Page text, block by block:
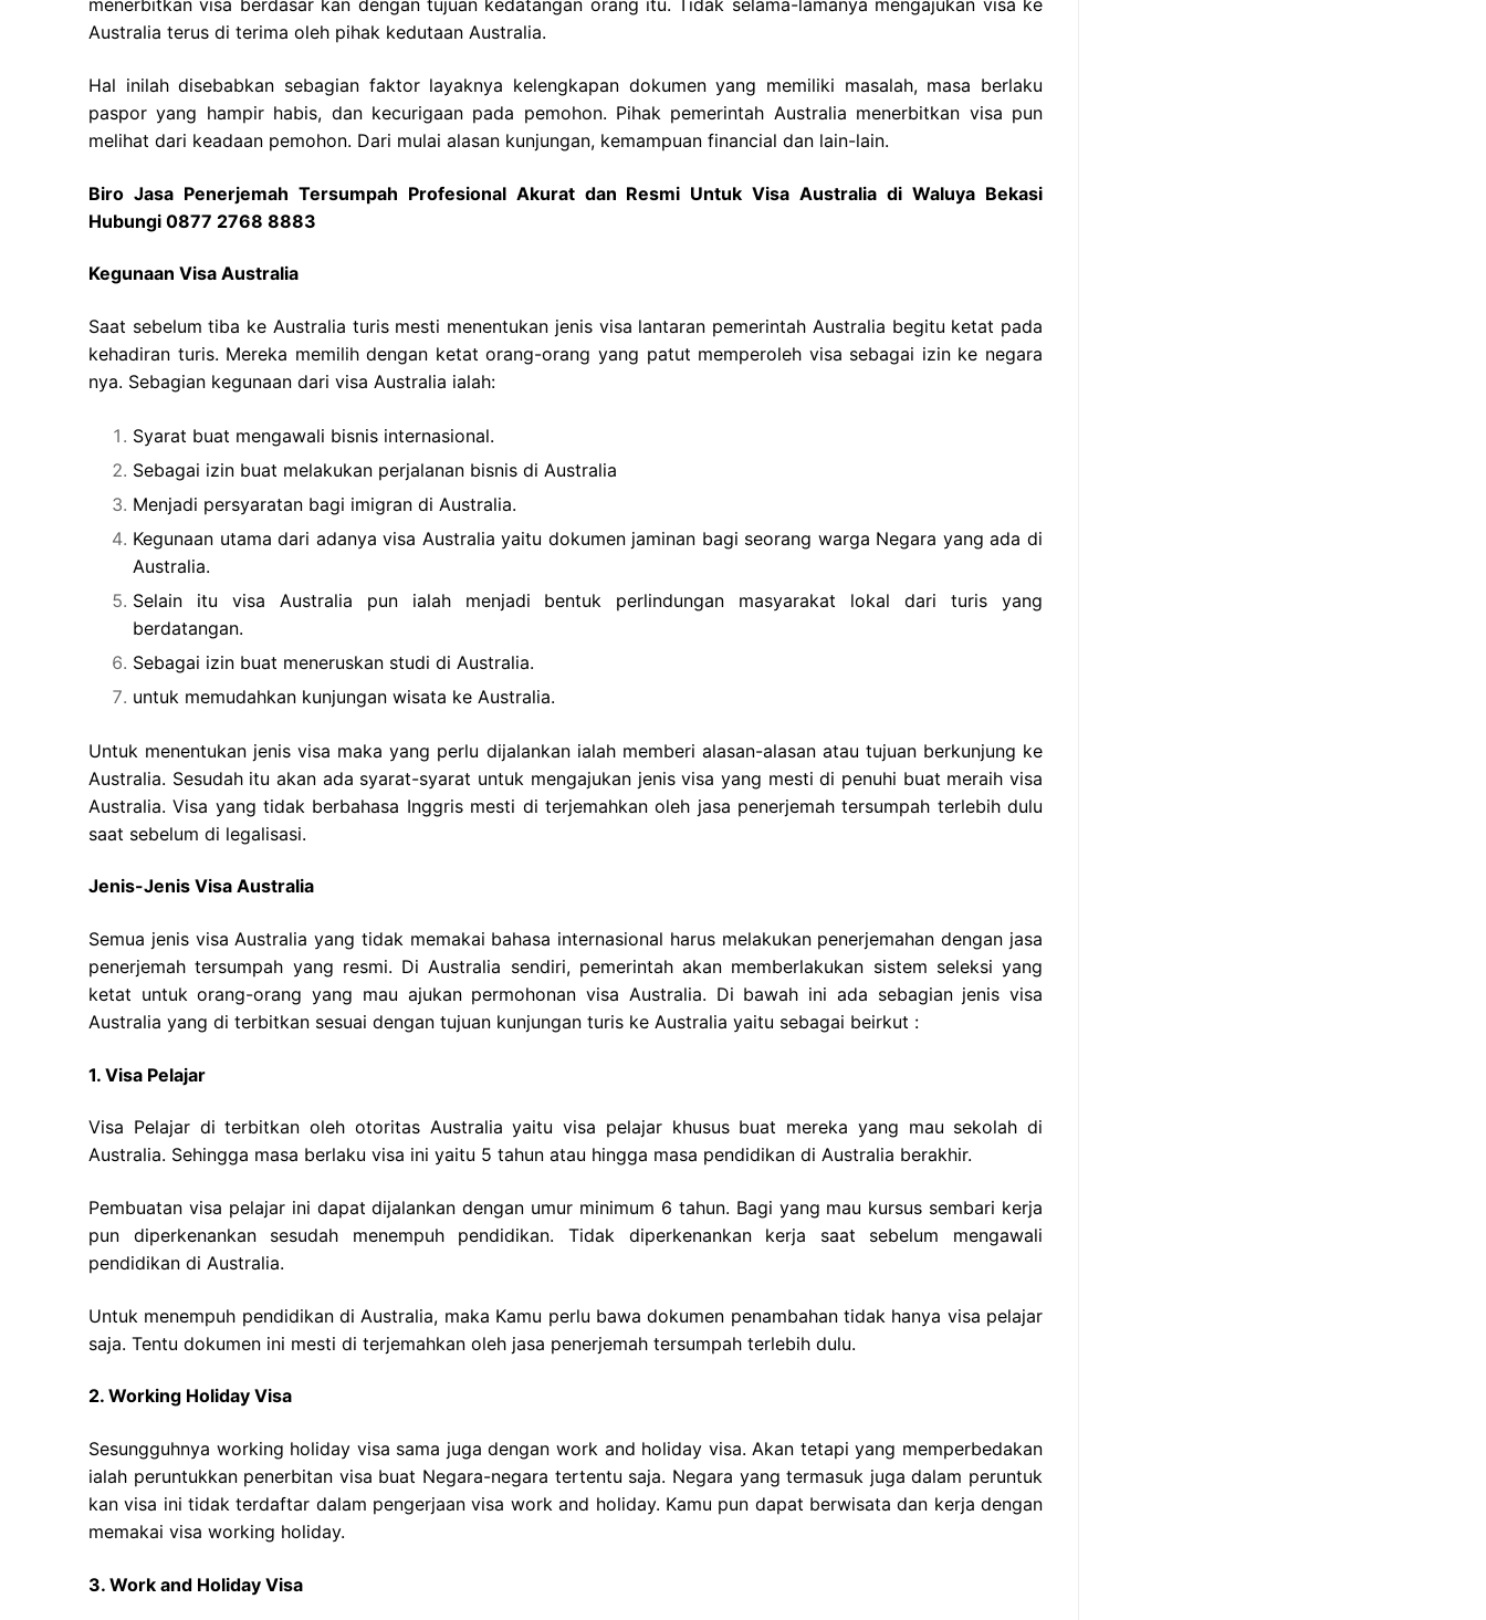
menerbitkan visa berdasar kan dengan tujuan kedatangan orang itu. Tidak selama-lamanya mengajukan visa ke
Australia terus di terima oleh pihak kedutaan Australia.
Hal inilah disebabkan sebagian faktor layaknya kelengkapan dokumen yang memiliki masalah, masa berlaku
paspor yang hampir habis, dan kecurigaan pada pemohon. Pihak pemerintah Australia menerbitkan visa pun
melihat dari keadaan pemohon. Dari mulai alasan kunjungan, kemampuan financial dan lain-lain.
Biro Jasa Penerjemah Tersumpah Profesional Akurat dan Resmi Untuk Visa Australia di Waluya Bekasi
Hubungi 0877 2768 8883
Kegunaan Visa Australia
Saat sebelum tiba ke Australia turis mesti menentukan jenis visa lantaran pemerintah Australia begitu ketat pada
kehadiran turis. Mereka memilih dengan ketat orang-orang yang patut memperoleh visa sebagai izin ke negara
nya. Sebagian kegunaan dari visa Australia ialah:
Syarat buat mengawali bisnis internasional.
Sebagai izin buat melakukan perjalanan bisnis di Australia
Menjadi persyaratan bagi imigran di Australia.
Kegunaan utama dari adanya visa Australia yaitu dokumen jaminan bagi seorang warga Negara yang ada di
Australia.
Selain itu visa Australia pun ialah menjadi bentuk perlindungan masyarakat lokal dari turis yang
berdatangan.
Sebagai izin buat meneruskan studi di Australia.
untuk memudahkan kunjungan wisata ke Australia.
Untuk menentukan jenis visa maka yang perlu dijalankan ialah memberi alasan-alasan atau tujuan berkunjung ke
Australia. Sesudah itu akan ada syarat-syarat untuk mengajukan jenis visa yang mesti di penuhi buat meraih visa
Australia. Visa yang tidak berbahasa Inggris mesti di terjemahkan oleh jasa penerjemah tersumpah terlebih dulu
saat sebelum di legalisasi.
Jenis-Jenis Visa Australia
Semua jenis visa Australia yang tidak memakai bahasa internasional harus melakukan penerjemahan dengan jasa
penerjemah tersumpah yang resmi. Di Australia sendiri, pemerintah akan memberlakukan sistem seleksi yang
ketat untuk orang-orang yang mau ajukan permohonan visa Australia. Di bawah ini ada sebagian jenis visa
Australia yang di terbitkan sesuai dengan tujuan kunjungan turis ke Australia yaitu sebagai beirkut :
1. Visa Pelajar
Visa Pelajar di terbitkan oleh otoritas Australia yaitu visa pelajar khusus buat mereka yang mau sekolah di
Australia. Sehingga masa berlaku visa ini yaitu 5 tahun atau hingga masa pendidikan di Australia berakhir.
Pembuatan visa pelajar ini dapat dijalankan dengan umur minimum 6 tahun. Bagi yang mau kursus sembari kerja
pun diperkenankan sesudah menempuh pendidikan. Tidak diperkenankan kerja saat sebelum mengawali
pendidikan di Australia.
Untuk menempuh pendidikan di Australia, maka Kamu perlu bawa dokumen penambahan tidak hanya visa pelajar
saja. Tentu dokumen ini mesti di terjemahkan oleh jasa penerjemah tersumpah terlebih dulu.
2. Working Holiday Visa
Sesungguhnya working holiday visa sama juga dengan work and holiday visa. Akan tetapi yang memperbedakan
ialah peruntukkan penerbitan visa buat Negara-negara tertentu saja. Negara yang termasuk juga dalam peruntuk
kan visa ini tidak terdaftar dalam pengerjaan visa work and holiday. Kamu pun dapat berwisata dan kerja dengan
memakai visa working holiday.
3. Work and Holiday Visa